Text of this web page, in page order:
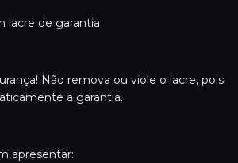
lacre de garantia
Não remova ou viole o lacre, pois
a garantia.
apresentar: